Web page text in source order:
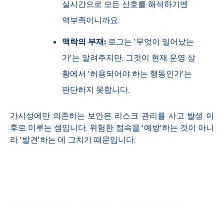
실시간으로 모든 신호를 해석하기엔
역부족이니까요.
맥락의 부재: 로그는 '무엇이 일어났는
가'는 알려주지만, 그것이 현재 운영 상
황에서 '허용되어야 하는 행동인가'는
판단하지 못합니다.
가시성에만 의존하는 보안은 리스크 관리를 사고 발생 이
후로 미루는 셈입니다. 위험한 접속을 '예방'하는 것이 아니
라 '발견'하는 데 그치기 때문입니다.